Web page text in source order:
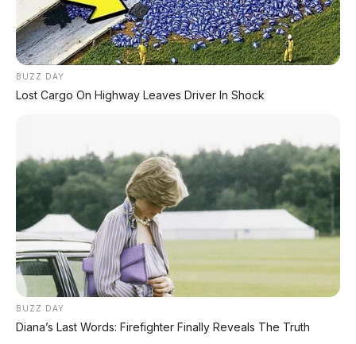
BUZZ DAY
Lost Cargo On Highway Leaves Driver In Shock
BUZZ DAY
Diana’s Last Words: Firefighter Finally Reveals The Truth